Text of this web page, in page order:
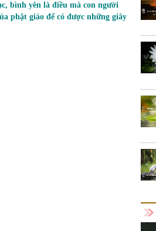
bình yên là điều mà con người
phật giáo để có được những giây